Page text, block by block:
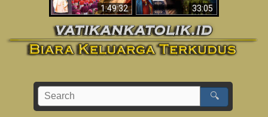
1:49:32 33:05
🔍